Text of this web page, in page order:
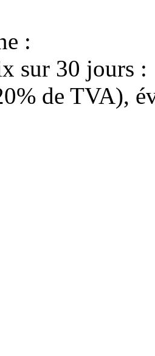
:
sur 30 jours :
de TVA),